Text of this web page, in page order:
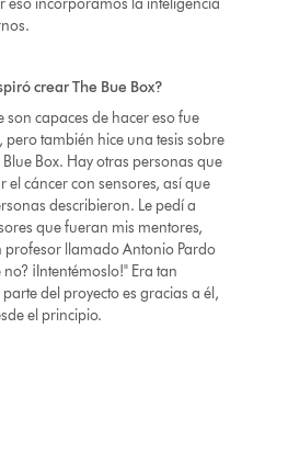
crear The Bue Box?
son capaces de hacer eso fue
también hice una tesis sobre
Box. Hay otras personas que
el cáncer con sensores, así que
describieron. Le pedí a
que fueran mis mentores,
llamado Antonio Pardo
¡Intentémoslo!" Era tan
del proyecto es gracias a él,
el principio.